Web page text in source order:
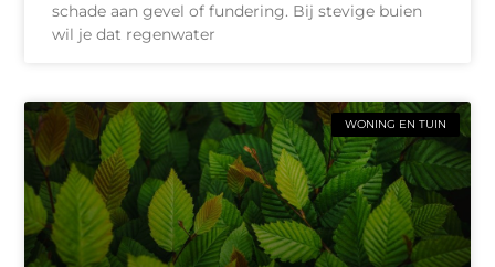
schade aan gevel of fundering. Bij stevige buien
wil je dat regenwater
WONING EN TUIN